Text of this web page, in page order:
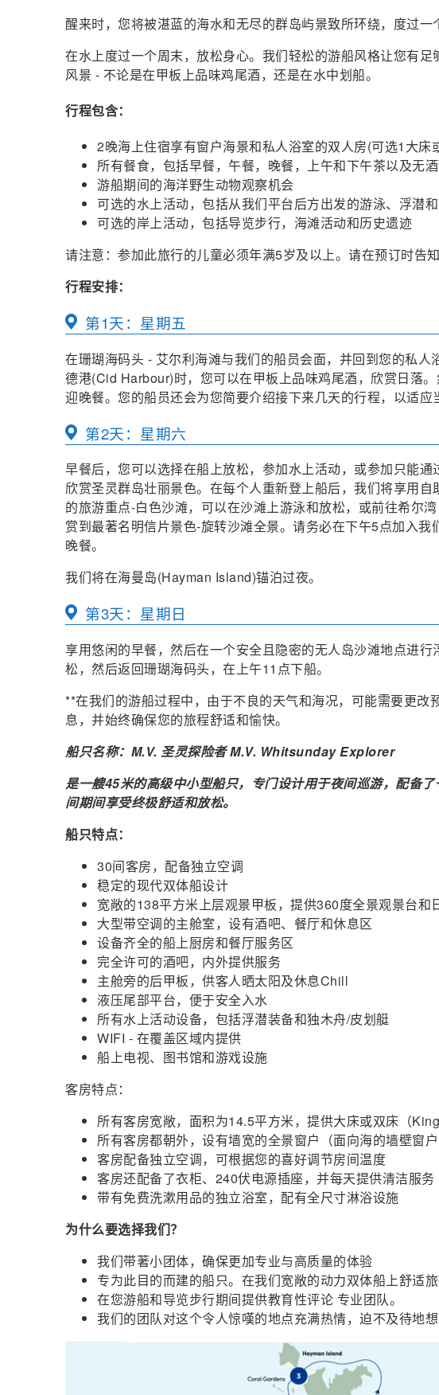
醒来时，您将被湛蓝的海水和无尽的群岛屿景致所环绕，度过一
在水上度过一个周末，放松身心。我们轻松的游船风格让您有
风景 - 不论是在甲板上品味鸡尾酒，还是在水中划船。
行程包含：
2晚海上住宿享有窗户海景和私人浴室的双人房(可选1大床
所有餐食，包括早餐，午餐，晚餐，上午和下午茶以及无
游船期间的海洋野生动物观察机会
可选的水上活动，包括从我们平台后方出发的游泳、浮潜
可选的岸上活动，包括导览步行，海滩活动和历史遗迹
请注意：参加此旅行的儿童必须年满5岁及以上。请在预订时告知
行程安排：
第1天：星期五
在珊瑚海码头 - 艾尔利海滩与我们的船员会面，并回到您的私
德港(Cid Harbour)时，您可以在甲板上品味鸡尾酒，欣赏日落
迎晚餐。您的船员还会为您简要介绍接下来几天的行程，以适应
第2天：星期六
早餐后，您可以选择在船上放松，参加水上活动，或参加只能通
欣赏圣灵群岛壮丽景色。在每个人重新登上船后，我们将享用
的旅游重点-白色沙滩，可以在沙滩上游泳和放松，或前往希尔
赏到最著名明信片景色-旋转沙滩全景。请务必在下午5点加入
晚餐。
我们将在海曼岛(Hayman Island)锚泊过夜。
第3天：星期日
享用悠闲的早餐，然后在一个安全且隐密的无人岛沙滩地点进
松，然后返回珊瑚海码头，在上午11点下船。
**在我们的游船过程中，由于不良的天气和海况，可能需要更改
息，并始终确保您的旅程舒适和愉快。
船只名称：M.V. 圣灵探险者 M.V. Whitsunday Explorer
是一艘45米的高级中小型船只，专门设计用于夜间巡游，配备
间期间享受终极舒适和放松。
船只特点：
30间客房，配备独立空调
稳定的现代双体船设计
宽敞的138平方米上层观景甲板，提供360度全景观景台和
大型带空调的主舱室，设有酒吧、餐厅和休息区
设备齐全的船上厨房和餐厅服务区
完全许可的酒吧，内外提供服务
主舱旁的后甲板，供客人晒太阳及休息Chill
液压尾部平台，便于安全入水
所有水上活动设备，包括浮潜装备和独木舟/皮划艇
WIFI - 在覆盖区域内提供
船上电视、图书馆和游戏设施
客房特点：
所有客房宽敞，面积为14.5平方米，提供大床或双床（
所有客房都朝外，设有墙宽的全景窗户（面向海的墙壁窗
客房配备独立空调，可根据您的喜好调节房间温度
客房还配备了衣柜、240伏电源插座，并每天提供清洁服务
带有免费洗漱用品的独立浴室，配有全尺寸淋浴设施
为什么要选择我们？
我们带著小团体，确保更加专业与高质量的体验
专为此目的而建的船只。在我们宽敞的动力双体船上舒适
在您游船和导览步行期间提供教育性评论 专业团队。
我们的团队对这个令人惊嘆的地点充满热情，迫不及待地想